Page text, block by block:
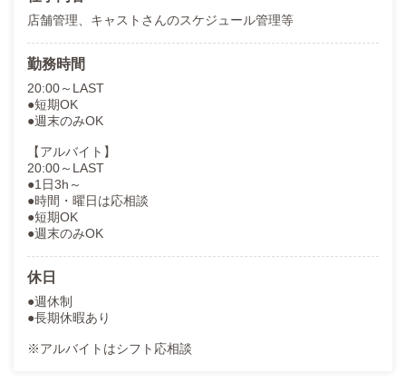
店舗管理、キャストさんのスケジュール管理等
勤務時間
20:00～LAST
●短期OK
●週末のみOK
【アルバイト】
20:00～LAST
●1日3h～
●時間・曜日は応相談
●短期OK
●週末のみOK
休日
●週休制
●長期休暇あり
※アルバイトはシフト応相談